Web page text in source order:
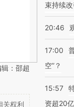
：邵超
权利
束持续
20:46
17:00
空”？
15:57
资超20